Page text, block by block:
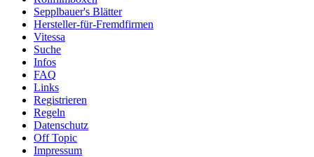
Sepplbauer's Blätter
Hersteller-für-Fremdfirmen
Vitessa
Suche
Infos
FAQ
Links
Registrieren
Regeln
Datenschutz
Off Topic
Impressum